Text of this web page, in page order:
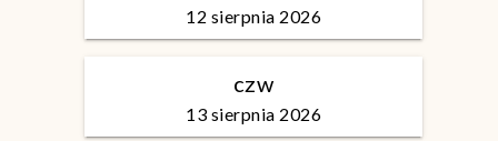
12 sierpnia 2026
czw
13 sierpnia 2026